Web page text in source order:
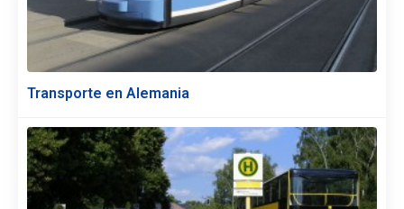
Transporte en Alemania